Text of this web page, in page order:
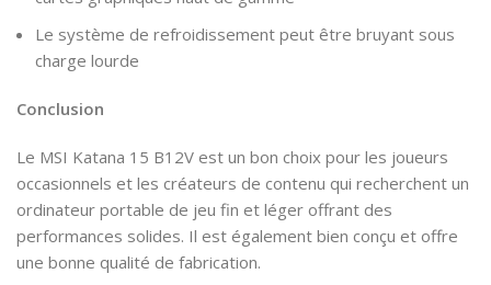
Le système de refroidissement peut être bruyant sous
charge lourde
Conclusion
Le MSI Katana 15 B12V est un bon choix pour les joueurs
occasionnels et les créateurs de contenu qui recherchent un
ordinateur portable de jeu fin et léger offrant des
performances solides. Il est également bien conçu et offre
une bonne qualité de fabrication.